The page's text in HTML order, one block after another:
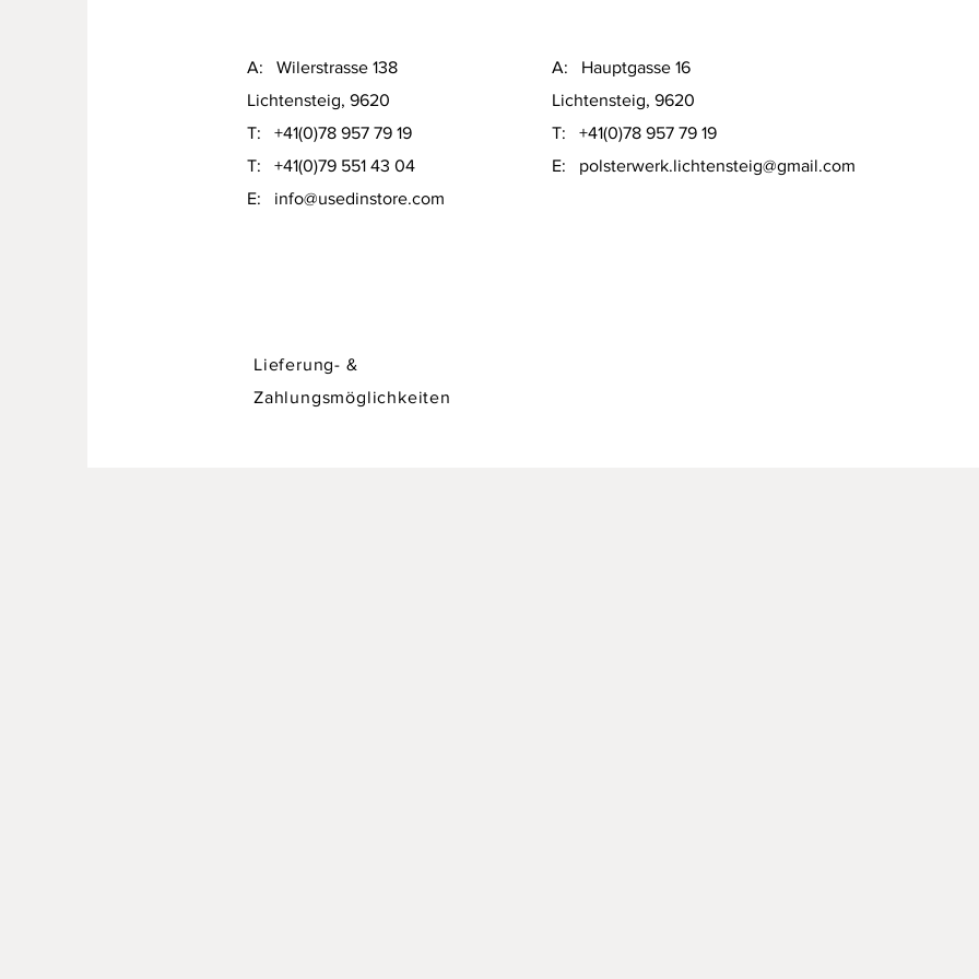
Schnellansicht
CHF 750.00
A: Wilerstrasse 138
Lichtensteig, 9620
T: +41(0)78 957 79 19​
T: +41(0)79 551 43 04
​E: info@usedinstore.com
A: Hauptgasse 16
Lichtensteig, 9620
T: +41(0)78 957 79 19
​E: polsterwerk.lichtensteig@gmail.com
Lieferung- &
Zahlungsmöglichkeiten